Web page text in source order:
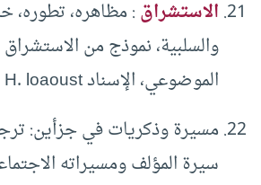
الاستشراق: مظاهره، تطوره،
والسلبية، نموذج من
الموضوعي، الإسناد H. loaoust .
مسيرة وذكريات في جزأين:
سيرة المؤلف ومسيراته